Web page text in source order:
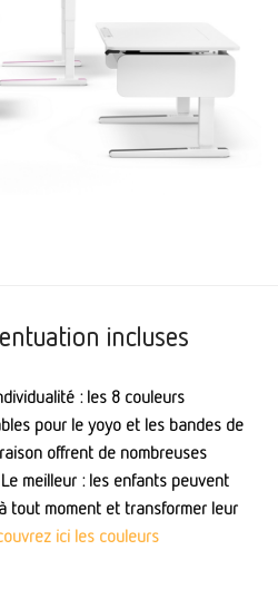
incluses
: les 8 couleurs
pour le yoyo et les bandes de
offrent de nombreuses
meilleur : les enfants peuvent
tout moment et transformer leur
ici les couleurs